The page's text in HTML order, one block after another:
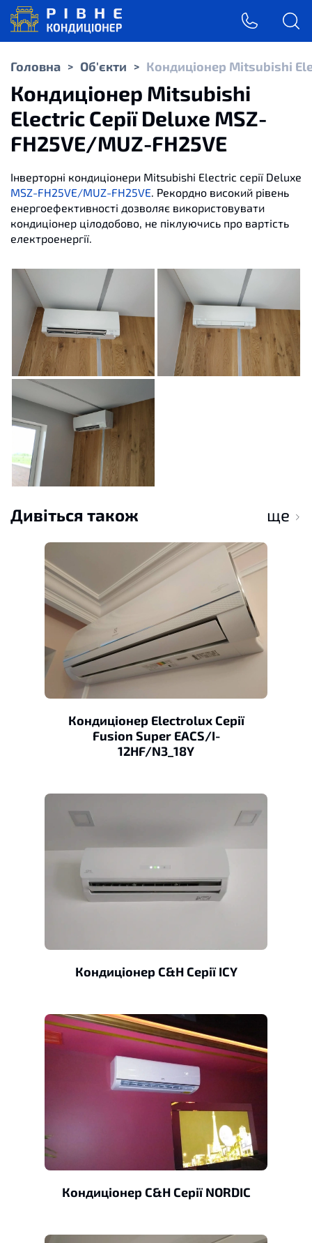
Головна > Об'єкти > Кондиціонер Mitsubishi
Кондиціонер Mitsubishi
Electric Серії Deluxe MSZ-
FH25VE/MUZ-FH25VE
Інверторні кондиціонери Mitsubishi Electric серії Deluxe
MSZ-FH25VE/MUZ-FH25VE. Рекордно високий рівень
енергоефективності дозволяє використовувати
кондиціонер цілодобово, не піклуючись про вартість
електроенергії.
Дивіться також ще
Кондиціонер Electrolux Серії
Fusion Super EACS/I-
12HF/N3_18Y
Кондиціонер C&H Серії ICY
Кондиціонер C&H Серії NORDIC